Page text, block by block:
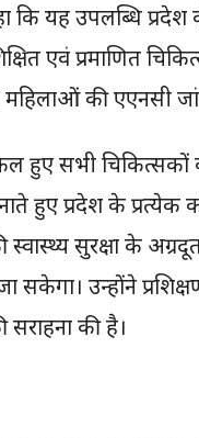
कि यह उपलब्धि
एवं प्रमाणित
महिलाओं की एएनसी
हुए सभी चिकित्सकों
हुए प्रदेश के प्रत्येक
सुरक्षा के
सकेगा। उन्होंने
सराहना की है।